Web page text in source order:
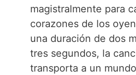
magistralmente para
corazones de los
una duración de dos
tres segundos, la
transporta a un